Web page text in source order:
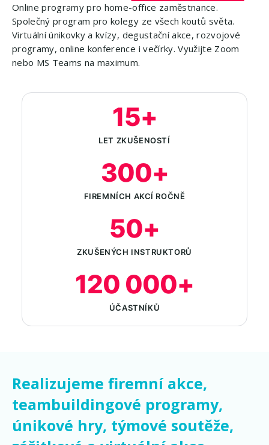
Online programy pro home-office zaměstnance.
Společný program pro kolegy ze všech koutů světa.
Virtuální únikovky a kvízy, degustační akce, rozvojové
programy, online konference i večírky. Využijte Zoom
nebo MS Teams na maximum.
15+
LET ZKUŠENOSTÍ
300+
FIREMNÍCH AKCÍ ROČNĚ
50+
ZKUŠENÝCH INSTRUKTORŮ
120 000+
ÚČASTNÍKŮ
Realizujeme firemní akce,
teambuildingové programy,
únikové hry, týmové soutěže,